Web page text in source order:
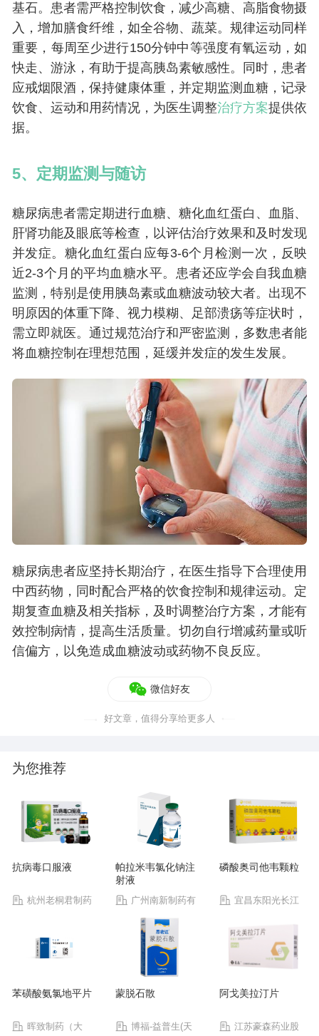
基石。患者需严格控制饮食，减少高糖、高脂食物摄
入，增加膳食纤维，如全谷物、蔬菜。规律运动同样
重要，每周至少进行150分钟中等强度有氧运动，如
快走、游泳，有助于提高胰岛素敏感性。同时，患者
应戒烟限酒，保持健康体重，并定期监测血糖，记录
饮食、运动和用药情况，为医生调整治疗方案提供依
据。
5、定期监测与随访
糖尿病患者需定期进行血糖、糖化血红蛋白、血脂、
肝肾功能及眼底等检查，以评估治疗效果和及时发现
并发症。糖化血红蛋白应每3-6个月检测一次，反映
近2-3个月的平均血糖水平。患者还应学会自我血糖
监测，特别是使用胰岛素或血糖波动较大者。出现不
明原因的体重下降、视力模糊、足部溃疡等症状时，
需立即就医。通过规范治疗和严密监测，多数患者能
将血糖控制在理想范围，延缓并发症的发生发展。
糖尿病患者应坚持长期治疗，在医生指导下合理使用
中西药物，同时配合严格的饮食控制和规律运动。定
期复查血糖及相关指标，及时调整治疗方案，才能有
效控制病情，提高生活质量。切勿自行增减药量或听
信偏方，以免造成血糖波动或药物不良反应。
微信好友
好文章，值得分享给更多人
为您推荐
抗病毒口服液
杭州老桐君制药
帕拉米韦氯化钠注
射液
广州南新制药有
限公司
磷酸奥司他韦颗粒
宜昌东阳光长江
苯磺酸氨氯地平片
晖致制药（大
蒙脱石散
博福-益普生(天
阿戈美拉汀片
江苏豪森药业股